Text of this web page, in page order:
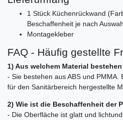
1 Stück Küchenrückwand
Beschaffenheit je nach
Montagekleber
FAQ - Häufig gestellte
1) Aus welchem Material
- Sie bestehen aus ABS und PMMA.
für den Sanitärbereich hergestellte
2) Wie ist die Beschaffenheit der
- Die Oberfläche ist glatt und